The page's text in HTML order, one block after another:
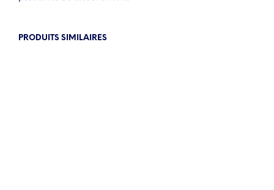
PRODUITS SIMILAIRES